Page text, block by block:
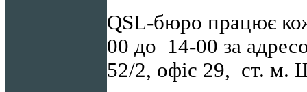
QSL-бюро працює
00 до 14-00 за
52/2, офіс 29, ст. м.